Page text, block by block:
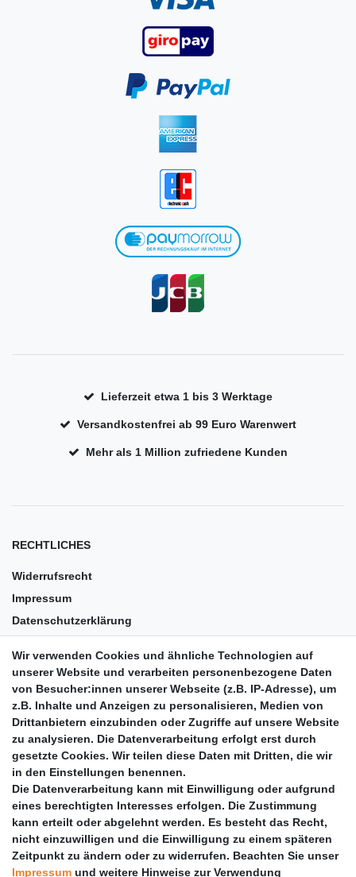
Lieferzeit etwa 1 bis 3 Werktage
Versandkostenfrei ab 99 Euro Warenwert
Mehr als 1 Million zufriedene Kunden
RECHTLICHES
Widerrufsrecht
Impressum
Datenschutzerklärung
Barrierefreiheit
Anleitungen
Vertrag widerrufen
PARTNER
DHL
GLS
PaketPLUS
Wir verwenden Cookies und ähnliche Technologien auf
unserer Website und verarbeiten personenbezogene Daten
von Besucher:innen unserer Webseite (z.B. IP-Adresse), um
z.B. Inhalte und Anzeigen zu personalisieren, Medien von
Drittanbietern einzubinden oder Zugriffe auf unsere Website
zu analysieren. Die Datenverarbeitung erfolgt erst durch
gesetzte Cookies. Wir teilen diese Daten mit Dritten, die wir
in den Einstellungen benennen.
Die Datenverarbeitung kann mit Einwilligung oder aufgrund
eines berechtigten Interesses erfolgen. Die Zustimmung
kann erteilt oder abgelehnt werden. Es besteht das Recht,
nicht einzuwilligen und die Einwilligung zu einem späteren
Zeitpunkt zu ändern oder zu widerrufen. Beachten Sie unser
Impressum und weitere Hinweise zur Verwendung